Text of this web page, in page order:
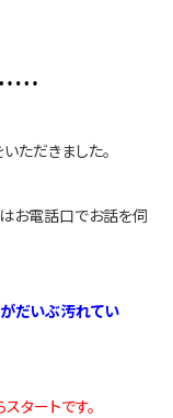
……
ただきました。
お電話口でお話を伺
だいぶ汚れてい
タートです。